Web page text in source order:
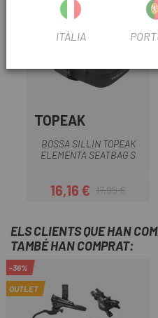
TOPEAK
BOSSA SILLIN TOPEAK
ELEMENTA SEATBAG S
Preu
16,16 €Preu regular
17,95 €
ELS CLIENTS QUE HAN
TAMBÉ HAN COMPRAT:
-36%
OUTLET
ITÀLIA